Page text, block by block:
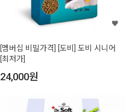
[멤버십 비밀가격] [도비] 도비 시니어
[최저가]
24,000원